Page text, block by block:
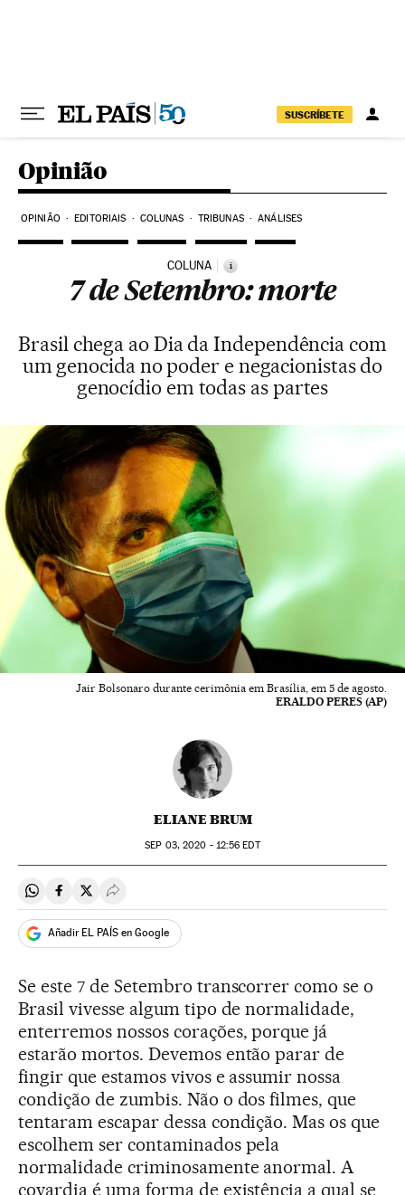
SUSCRÍBETE
Opinião
OPINIÃO EDITORIAIS COLUNAS TRIBUNAS ANÁLISES
COLUNA i
7 de Setembro: morte
Brasil chega ao Dia da Independência com
um genocida no poder e negacionistas do
genocídio em todas as partes
Jair Bolsonaro durante cerimônia em Brasília, em 5 de agosto.
ERALDO PERES (AP)
ELIANE BRUM
SEP 03, 2020 - 12:56 EDT
Compartir en Whatsapp
Compartir en Facebook
Compartir en Twitter
Desplegar Redes Sociales
Añadir EL PAÍS en Google
Se este 7 de Setembro transcorrer como se o
Brasil vivesse algum tipo de normalidade,
enterremos nossos corações, porque já
estarão mortos. Devemos então parar de
fingir que estamos vivos e assumir nossa
condição de zumbis. Não o dos filmes, que
tentaram escapar dessa condição. Mas os que
escolhem ser contaminados pela
normalidade criminosamente anormal. A
covardia é uma forma de existência a qual se